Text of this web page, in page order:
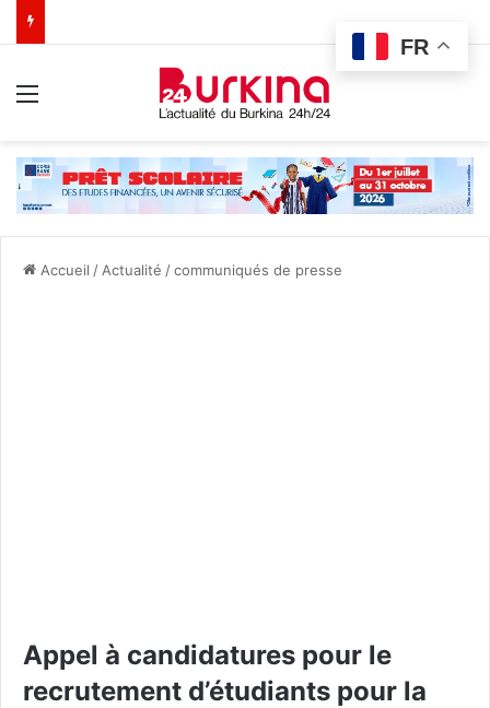
Accueil / Actualité /communiqués de presse
Appel à candidatures pour le
recrutement d’étudiants pour la
FR